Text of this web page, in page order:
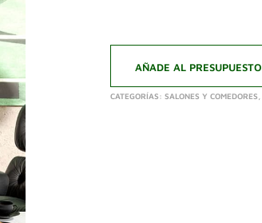
AÑADE AL PRESUPUESTO
CATEGORÍAS:SALONES Y COMEDORES